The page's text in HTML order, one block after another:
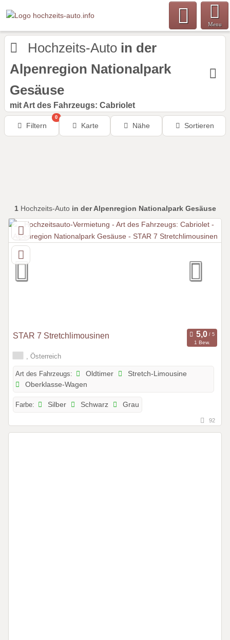
Menu
Hochzeits-Auto in der
Alpenregion Nationalpark
Gesäuse
mit Art des Fahrzeugs: Cabriolet
Filtern
0
Karte Nähe Sortieren
1Hochzeits-Auto in der Alpenregion Nationalpark Gesäuse
STAR 7 Stretchlimousinen
1 Bew.
, Österreich
Art des Fahrzeugs: Oldtimer
Stretch-Limousine
Oberklasse-Wagen
Farbe: Silber Schwarz Grau
92